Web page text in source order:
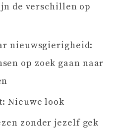
de verschillen op
nieuwsgierigheid:
op zoek gaan naar
Nieuwe look
zonder jezelf gek